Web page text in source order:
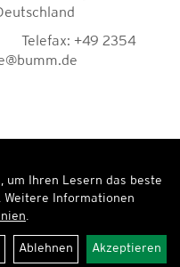
Telefax: +49 2354
um Ihren Lesern das beste
Weitere Informationen
.
Ablehnen Akzeptieren
Auftrag widerrufen